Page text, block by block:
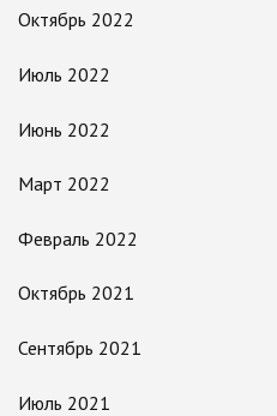
Октябрь 2022
Июль 2022
Июнь 2022
Март 2022
Февраль 2022
Октябрь 2021
Сентябрь 2021
Июль 2021